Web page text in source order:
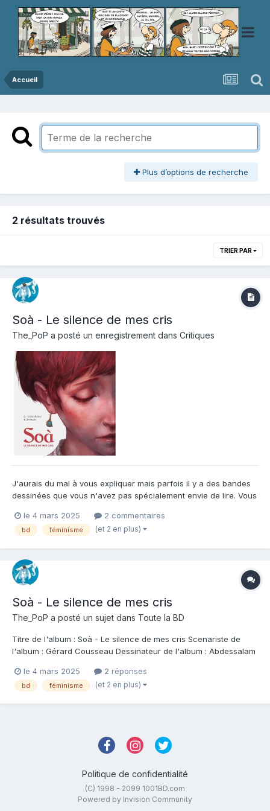
Accueil
Plus d’options de recherche
2 résultats trouvés
TRIER PAR
Soà - Le silence de mes cris
The_PoP a posté un enregistrement dans Critiques
J'aurais du mal à vous expliquer mais parfois il y a des bandes
dessinées que vous n'avez pas spécialement envie de lire. Vous
jour, le thème de la bd, ou vos envies du moment ne collent pas.
C'est le cas avec ce Soà dont le moins que l'...
le 4 mars 2025 2 commentaires
bd féminisme (et 2 en plus)
Soà - Le silence de mes cris
The_PoP a posté un sujet dans Toute la BD
Titre de l'album : Soà - Le silence de mes cris Scenariste de
l'album : Gérard Cousseau Dessinateur de l'album : Abdessalam
Editeur de l'album : Grand Angle Note : Résumé de l'album : Une
fantastique histoire de...
le 4 mars 2025 2 réponses
bd féminisme (et 2 en plus)
Politique de confidentialité
(C) 1998 - 2099 1001BD.com
Powered by Invision Community